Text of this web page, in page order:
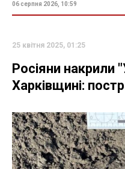
06 серпня 2026, 10:59
25 квітня 2025, 01:25
Росіяни накрили
Харківщині: